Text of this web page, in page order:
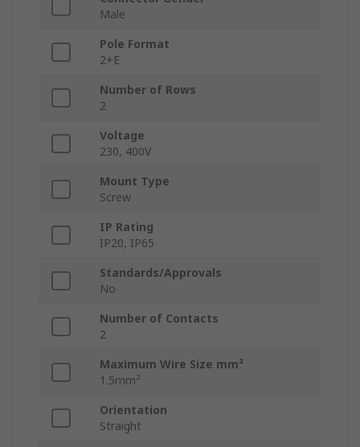
Male
Pole Format
2+E
Number of Rows
2
Voltage
230, 400V
Mount Type
Screw
IP Rating
IP20, IP65
Standards/Approvals
No
Number of Contacts
2
Maximum Wire Size mm²
1.5mm²
Orientation
Straight